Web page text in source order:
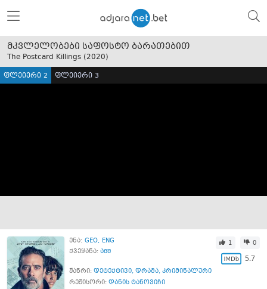
მკვლელობები საფოსტო ბარათებით
The Postcard Killings (2020)
ფლეიერი 2 ფლეიერი 3
ენა: GEO ENG
ქვეყანა: აშშ
1 0
5.7
ჟანრი: დეტექტივი, დრამა, კრიმინალური
რეჟისორი: დანის ტანოვიჩი